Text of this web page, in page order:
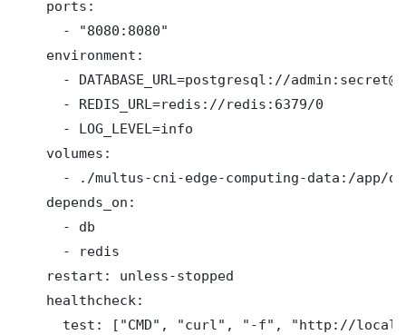
    ports:
      - "8080:8080"
    environment:
- DATABASE_URL=postgresql://
      - REDIS_URL=redis://redis:6379/0
      - LOG_LEVEL=info
    volumes:
- ./multus-cni-edge-computing-data:/app/
    depends_on:
      - db
      - redis
    restart: unless-stopped
    healthcheck:
test: ["CMD", "curl", "-f", "http://